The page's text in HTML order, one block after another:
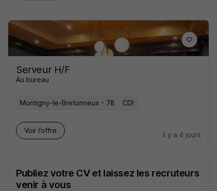
Serveur H/F
Au bureau
Montigny-le-Bretonneux - 78 CDI
Voir l’offre
il y a 4 jours
Publiez votre CV et laissez les recruteurs
venir à vous